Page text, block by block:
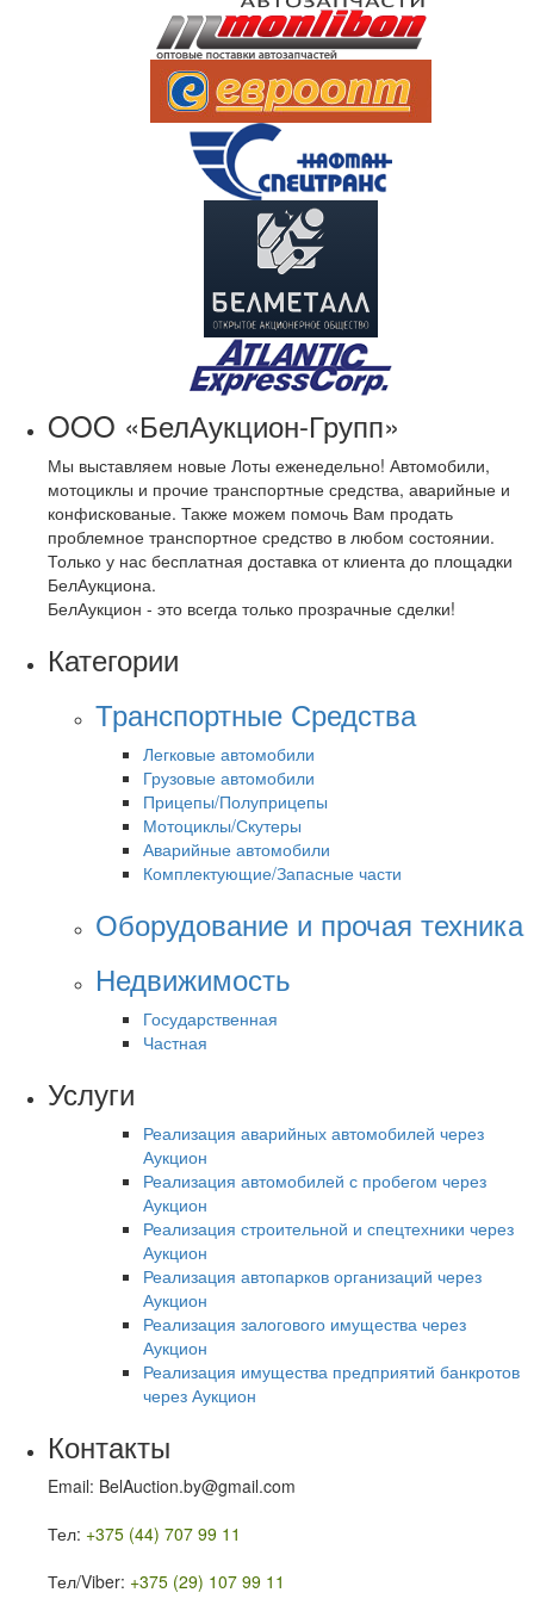
OOO «БелАукцион-Групп»
Мы выставляем новые Лоты еженедельно! Автомобили,
мотоциклы и прочие транспортные средства, аварийные и
конфискованые. Также можем помочь Вам продать
проблемное транспортное средство в любом состоянии.
Только у нас бесплатная доставка от клиента до площадки
БелАукциона.
БелАукцион - это всегда только прозрачные сделки!
Категории
Транспортные Средства
Легковые автомобили
Грузовые автомобили
Прицепы/Полуприцепы
Мотоциклы/Скутеры
Аварийные автомобили
Комплектующие/Запасные части
Оборудование и прочая техника
Недвижимость
Государственная
Частная
Услуги
Реализация аварийных автомобилей через
Аукцион
Реализация автомобилей с пробегом через
Аукцион
Реализация строительной и спецтехники через
Аукцион
Реализация автопарков организаций через
Аукцион
Реализация залогового имущества через
Аукцион
Реализация имущества предприятий банкротов
через Аукцион
Контакты
Email: BelAuction.by@gmail.com
Тел: +375 (44) 707 99 11
Тел/Viber: +375 (29) 107 99 11